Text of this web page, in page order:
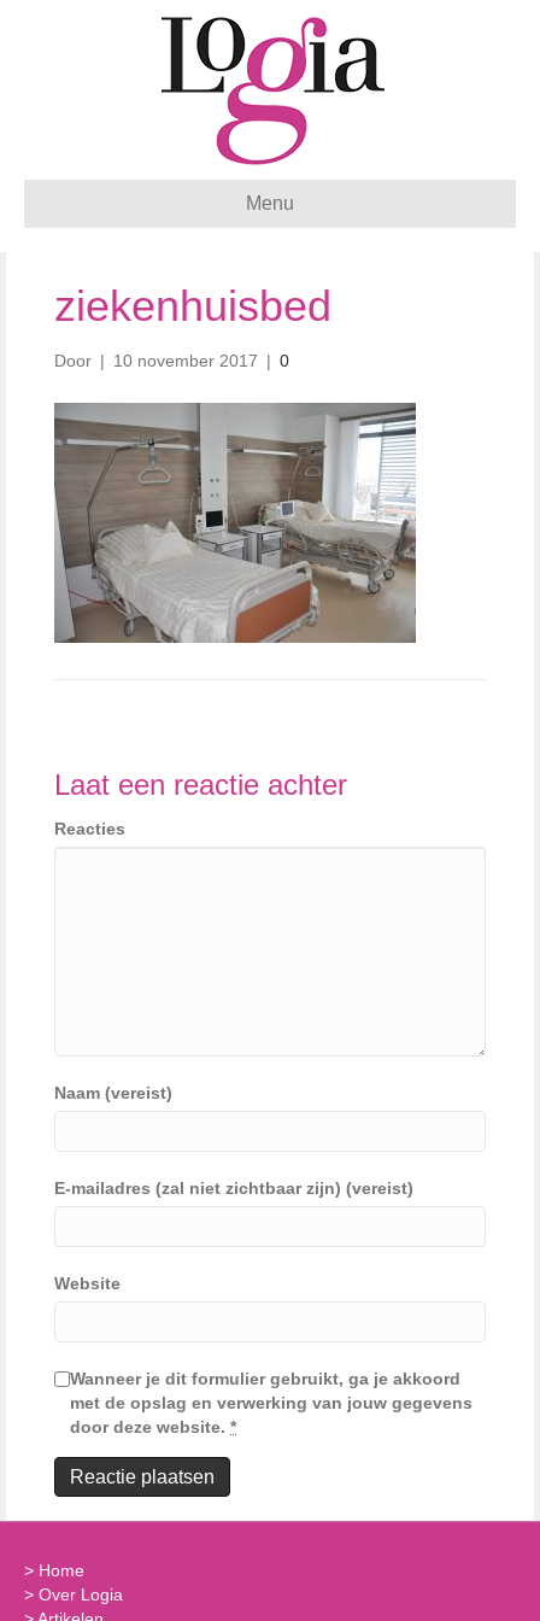
Menu
ziekenhuisbed
Door | 10 november 2017 | 0
Laat een reactie achter
Reacties
Naam (vereist)
E-mailadres (zal niet zichtbaar zijn) (vereist)
Website
Wanneer je dit formulier gebruikt, ga je akkoord
met de opslag en verwerking van jouw gegevens
door deze website. *
> Home
> Over Logia